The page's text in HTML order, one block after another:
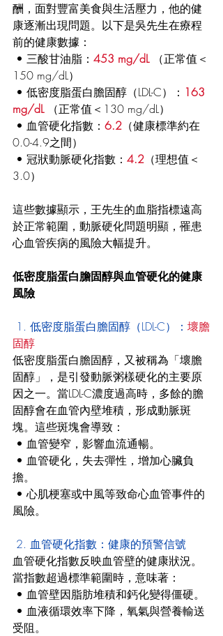
酬，面對豐富美食與生活壓力，他的健
康逐漸出現問題。以下是吳先生在療程
前的健康數據：
• 三酸甘油脂： 453 mg/dL
（正常值＜
150 mg/dL）
• 低密度脂蛋白膽固醇（LDL-C）： 163
mg/dL
（正常值＜130 mg/dL）
• 血管硬化指數： 6.2 （健康標準約在
0.0-4.9之間）
• 冠狀動脈硬化指數： 4.2 （理想值＜
3.0）
這些數據顯示，王先生的血脂指標遠高
於正常範圍，動脈硬化問題明顯，罹患
心血管疾病的風險大幅提升。
低密度脂蛋白膽固醇與血管硬化的健康
風險
1. 低密度脂蛋白膽固醇（LDL-C）： 壞膽
固醇
低密度脂蛋白膽固醇，又被稱為「壞膽
固醇」，是引發動脈粥樣硬化的主要原
因之一。當LDL-C濃度過高時，多餘的膽
固醇會在血管內壁堆積，形成動脈斑
塊。這些斑塊會導致：
• 血管變窄，影響血流通暢。
擔。
風險。
2. 血管硬化指數：健康的預警信號
血管硬化指數反映血管壁的健康狀況。
當指數超過標準範圍時，意味著：
• 血管壁因脂肪堆積和鈣化變得僵硬。
受阻。